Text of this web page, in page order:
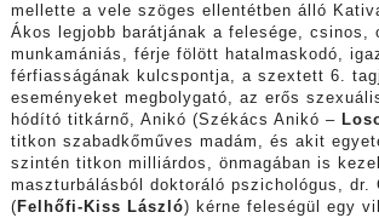
mellette a vele szöges ellentétben álló
Ákos legjobb barátjának a felesége, csinos,
munkamániás, férje fölött hatalmaskodó,
férfiasságának kulcspontja, a szextett 6.
eseményeket megbolygató, az erős
hódító titkárnő, Anikó (Székács Anikó –
titkon szabadkőműves madám, és akit
szintén titkon milliárdos, önmagában is
maszturbálásból doktoráló pszichológus, dr.
( Felhőfi-Kiss László) kérne feleségül egy